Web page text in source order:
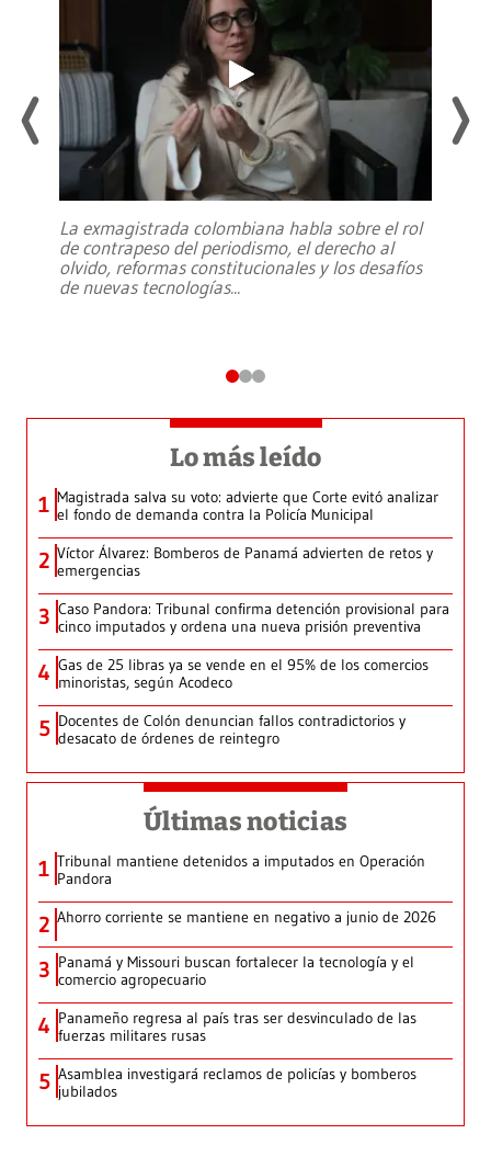
La exmagistrada colombiana habla sobre el rol
de contrapeso del periodismo, el derecho al
olvido, reformas constitucionales y los desafíos
de nuevas tecnologías...
Lo más leído
1 Magistrada salva su voto: advierte que Corte evitó analizar
el fondo de demanda contra la Policía Municipal
2 Víctor Álvarez: Bomberos de Panamá advierten de retos y
emergencias
3 Caso Pandora: Tribunal confirma detención provisional para
cinco imputados y ordena una nueva prisión preventiva
4 Gas de 25 libras ya se vende en el 95% de los comercios
minoristas, según Acodeco
5 Docentes de Colón denuncian fallos contradictorios y
desacato de órdenes de reintegro
Últimas noticias
1 Tribunal mantiene detenidos a imputados en Operación
Pandora
2 Ahorro corriente se mantiene en negativo a junio de 2026
3 Panamá y Missouri buscan fortalecer la tecnología y el
comercio agropecuario
4 Panameño regresa al país tras ser desvinculado de las
fuerzas militares rusas
5 Asamblea investigará reclamos de policías y bomberos
jubilados